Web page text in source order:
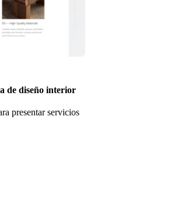
de diseño interior
presentar servicios